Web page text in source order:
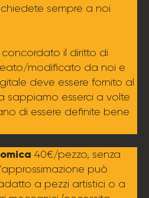
sempre a noi
concordato il diritto di
modificato da noi e
deve essere fornito al
sappiamo esserci a volte
di essere definite bene
40€/pezzo, senza
può
a pezzi artistici o a